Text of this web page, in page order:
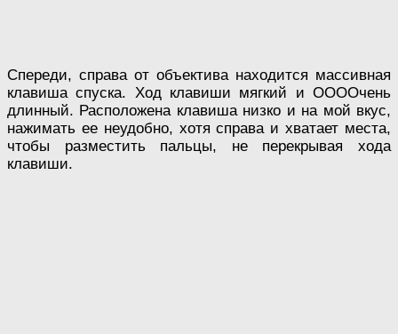
Спереди, справа от объектива находится массивная
клавиша спуска. Ход клавиши мягкий и ООООчень
длинный. Расположена клавиша низко и на мой вкус,
нажимать ее неудобно, хотя справа и хватает места,
чтобы разместить пальцы, не перекрывая хода
клавиши.